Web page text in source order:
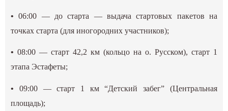
•06:00 — до старта — выдача стартовых пакетов на
точках старта (для иногородних участников);
•08:00 — старт 42,2 км (кольцо на о. Русском), старт 1
этапа Эстафеты;
• 09:00 — старт 1 км “Детский забег” (Центральная
площадь);